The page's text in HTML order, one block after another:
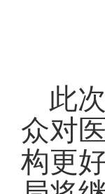
此
众对
构更